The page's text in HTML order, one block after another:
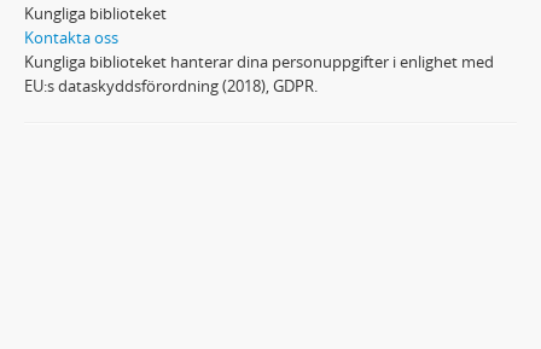
Kungliga biblioteket
Kontakta oss
Kungliga biblioteket hanterar dina personuppgifter i enlighet med
EU:s dataskyddsförordning (2018), GDPR.